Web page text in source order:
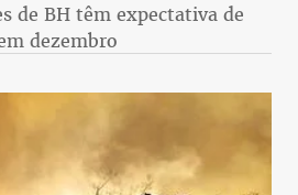
de BH têm expectativa de
dezembro